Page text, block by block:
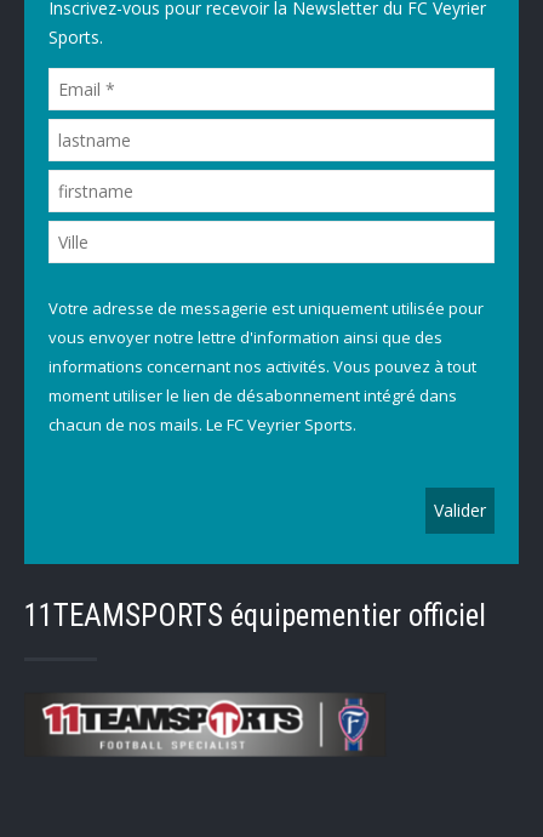
Inscrivez-vous pour recevoir la Newsletter du FC Veyrier
Sports.
Votre adresse de messagerie est uniquement utilisée pour
vous envoyer notre lettre d'information ainsi que des
informations concernant nos activités. Vous pouvez à tout
moment utiliser le lien de désabonnement intégré dans
chacun de nos mails. Le FC Veyrier Sports.
11TEAMSPORTS équipementier officiel